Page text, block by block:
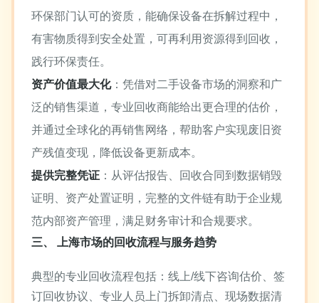
环保部门认可的资质，能确保设备在拆解过程中，
有害物质得到安全处置，可再利用资源得到回收，
践行环保责任。
资产价值最大化：凭借对二手设备市场的洞察和广
泛的销售渠道，专业回收商能给出更合理的估价，
并通过全球化的再销售网络，帮助客户实现废旧资
产残值变现，降低设备更新成本。
提供完整凭证 ：从评估报告、回收合同到数据销毁
证明、资产处置证明，完整的文件链有助于企业规
范内部资产管理，满足财务审计和合规要求。
三、 上海市场的回收流程与服务趋势
典型的专业回收流程包括：线上/线下咨询估价、签
订回收协议、专业人员上门拆卸清点、现场数据清